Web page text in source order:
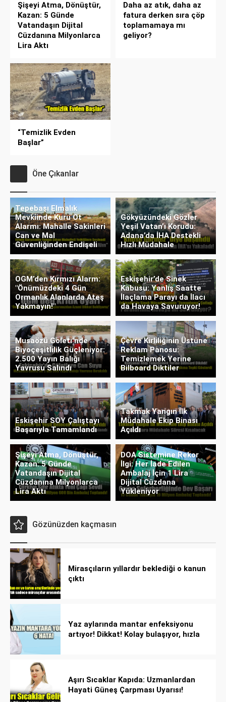
Şişeyi Atma, Dönüştür,
Kazan: 5 Günde
Vatandaşın Dijital
Cüzdanına Milyonlarca
Lira Aktı
Daha az atık, daha az
fatura derken sıra çöp
toplamamaya mı
geliyor?
“Temizlik Evden
Başlar”
Öne Çıkanlar
Tepebaşı Elmalık
Mevkiinde Kuru Ot
Alarmı: Mahalle Sakinleri
Can ve Mal
Güvenliğinden Endişeli
Gökyüzündeki Gözler
Yeşil Vatan’ı Korudu:
Adana’da İHA Destekli
Hızlı Müdahale
OGM’den Kırmızı Alarm:
"Önümüzdeki 4 Gün
Ormanlık Alanlarda Ateş
Yakmayın!"
Eskişehir’de Sinek
Kabusu: Yanlış Saatte
İlaçlama Parayı da İlacı
da Havaya Savuruyor!
Musaözü Göleti’nde
Biyoçeşitlilik Güçleniyor:
2.500 Yayın Balığı
Yavrusu Salındı
Çevre Kirliliğinin Üstüne
Reklam Panosu:
Temizlemek Yerine
Bilboard Diktiler
Eskişehir SOY Çalıştayı
Başarıyla Tamamlandı
Takmak Yangın İlk
Müdahale Ekip Binası
Açıldı
Şişeyi Atma, Dönüştür,
Kazan: 5 Günde
Vatandaşın Dijital
Cüzdanına Milyonlarca
Lira Aktı
DOA Sistemine Rekor
İlgi: Her İade Edilen
Ambalaj İçin 1 Lira
Dijital Cüzdana
Yükleniyor
Gözünüzden kaçmasın
Mirasçıların yıllardır beklediği o kanun
çıktı
Yaz aylarında mantar enfeksiyonu
artıyor! Dikkat! Kolay bulaşıyor, hızla
Aşırı Sıcaklar Kapıda: Uzmanlardan
Hayati Güneş Çarpması Uyarısı!